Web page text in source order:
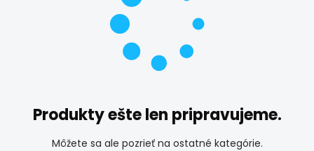
Produkty ešte len pripravujeme.
Môžete sa ale pozrieť na ostatné kategórie.